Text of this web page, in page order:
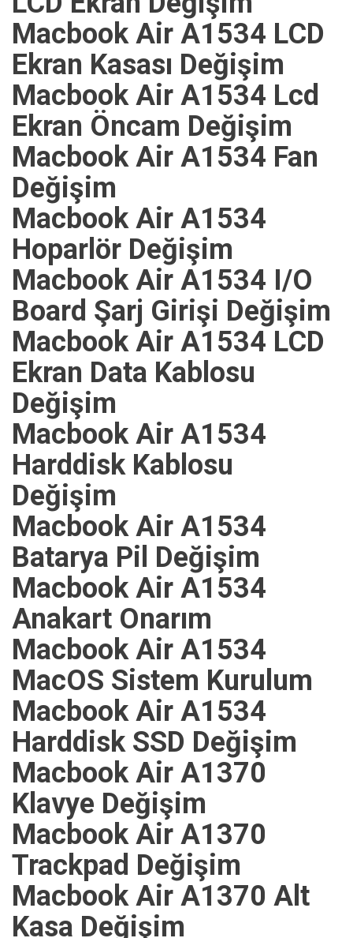
Macbook Air A1534 LCD
Ekran Kasası Değişim
Macbook Air A1534 Lcd
Ekran Öncam Değişim
Macbook Air A1534 Fan
Değişim
Macbook Air A1534
Hoparlör Değişim
Macbook Air A1534 I/O
Board Şarj Girişi Değişim
Macbook Air A1534 LCD
Ekran Data Kablosu
Değişim
Macbook Air A1534
Harddisk Kablosu
Değişim
Macbook Air A1534
Batarya Pil Değişim
Macbook Air A1534
Anakart Onarım
Macbook Air A1534
MacOS Sistem Kurulum
Macbook Air A1534
Harddisk SSD Değişim
Macbook Air A1370
Klavye Değişim
Macbook Air A1370
Trackpad Değişim
Macbook Air A1370 Alt
Kasa Değişim